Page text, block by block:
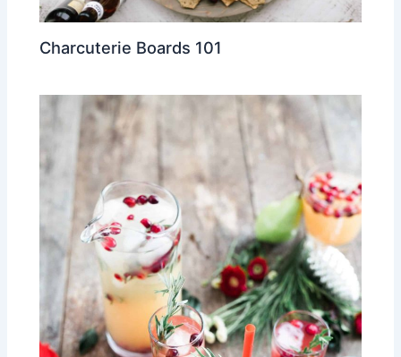
Charcuterie Boards 101